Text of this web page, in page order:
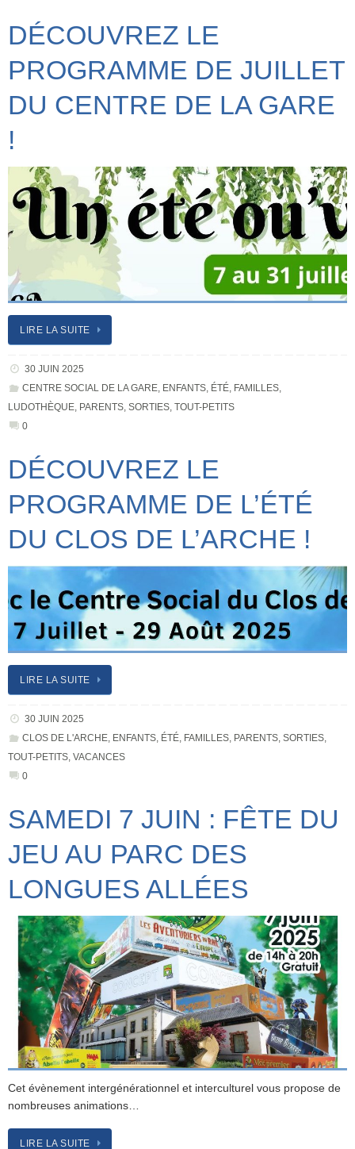
DÉCOUVREZ LE
PROGRAMME DE JUILLET
DU CENTRE DE LA GARE
!
LIRE LA SUITE
30 JUIN 2025
CENTRE SOCIAL DE LA GARE, ENFANTS, ÉTÉ, FAMILLES,
LUDOTHÈQUE PARENTS SORTIES TOUT-PETITS
0
DÉCOUVREZ LE
PROGRAMME DE L’ÉTÉ
DU CLOS DE L’ARCHE !
LIRE LA SUITE
30 JUIN 2025
CLOS DE L'ARCHE, ENFANTS, ÉTÉ, FAMILLES, PARENTS, SORTIES,
TOUT-PETITS, VACANCES
0
SAMEDI 7 JUIN : FÊTE DU
JEU AU PARC DES
LONGUES ALLÉES
Cet évènement intergénérationnel et interculturel vous propose de
nombreuses animations…
LIRE LA SUITE